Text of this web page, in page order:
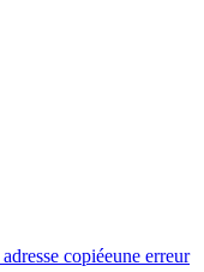
adresse copiéeune erreur